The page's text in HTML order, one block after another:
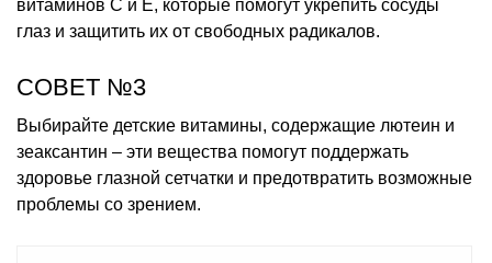
витаминов С и Е, которые помогут укрепить сосуды
глаз и защитить их от свободных радикалов.
СОВЕТ №3
Выбирайте детские витамины, содержащие лютеин и
зеаксантин – эти вещества помогут поддержать
здоровье глазной сетчатки и предотвратить возможные
проблемы со зрением.